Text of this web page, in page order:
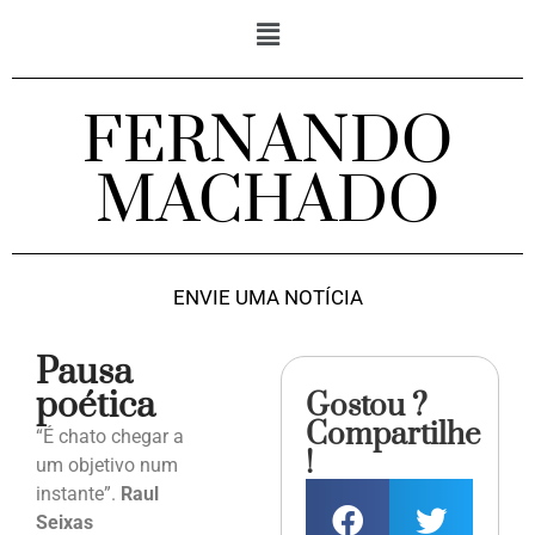
FERNANDO
MACHADO
ENVIE UMA NOTÍCIA
Pausa
poética
“É chato chegar a
um objetivo num
instante”. Raul
Seixas
Gostou ?
Compartilhe
!